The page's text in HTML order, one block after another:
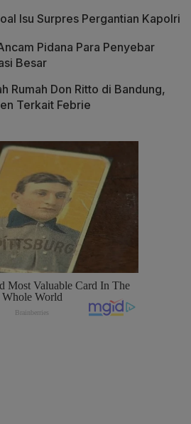
Isu Surpres Pergantian Kapolri
Pidana Para Penyebar
Besar
Rumah Don Ritto di Bandung,
Terkait Febrie